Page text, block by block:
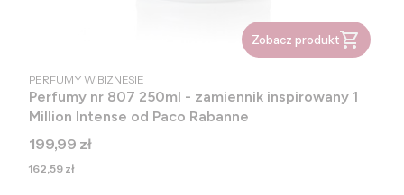
Zobacz produkt
PRODUCENT
PERFUMY W BIZNESIE
Perfumy nr 807 250ml - zamiennik inspirowany 1
Million Intense od Paco Rabanne
Cena
199,99 zł
Cena
162,59 zł